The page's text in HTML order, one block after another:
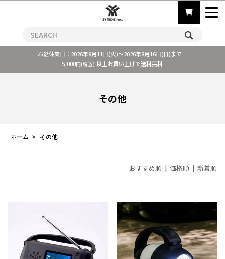
お盆休業日：2026年8月11日(火)～2026年8月16日(日)まで
5,000円(税込) 以上お買い上げで送料無料
その他
ホーム > その他
おすすめ順 |価格順 |新着順